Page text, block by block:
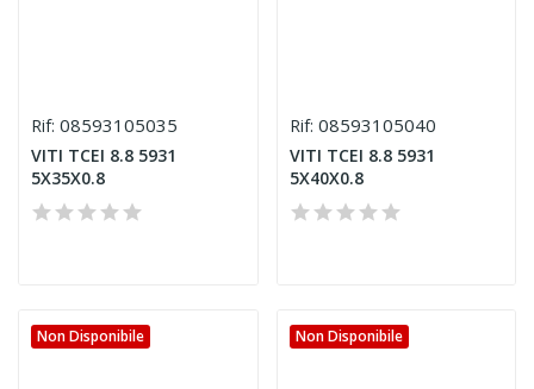
Rif: 08593105035
VITI TCEI 8.8 5931
5X35X0.8
Rif: 08593105040
VITI TCEI 8.8 5931
5X40X0.8
Non Disponibile Non Disponibile